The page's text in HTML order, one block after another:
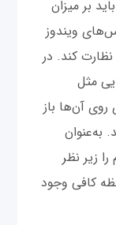
بر میزان
ویندوز
کند. در
مثل
روی آن‌ها باز
به‌عنوان
زیر نظر
کافی وجود